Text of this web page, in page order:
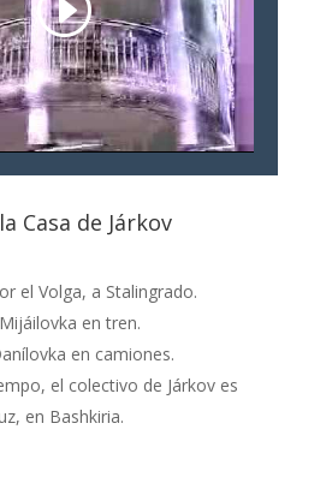
Casa de Járkov
el Volga, a Stalingrado.
en tren.
en camiones.
el colectivo de Járkov es
en Bashkiria.